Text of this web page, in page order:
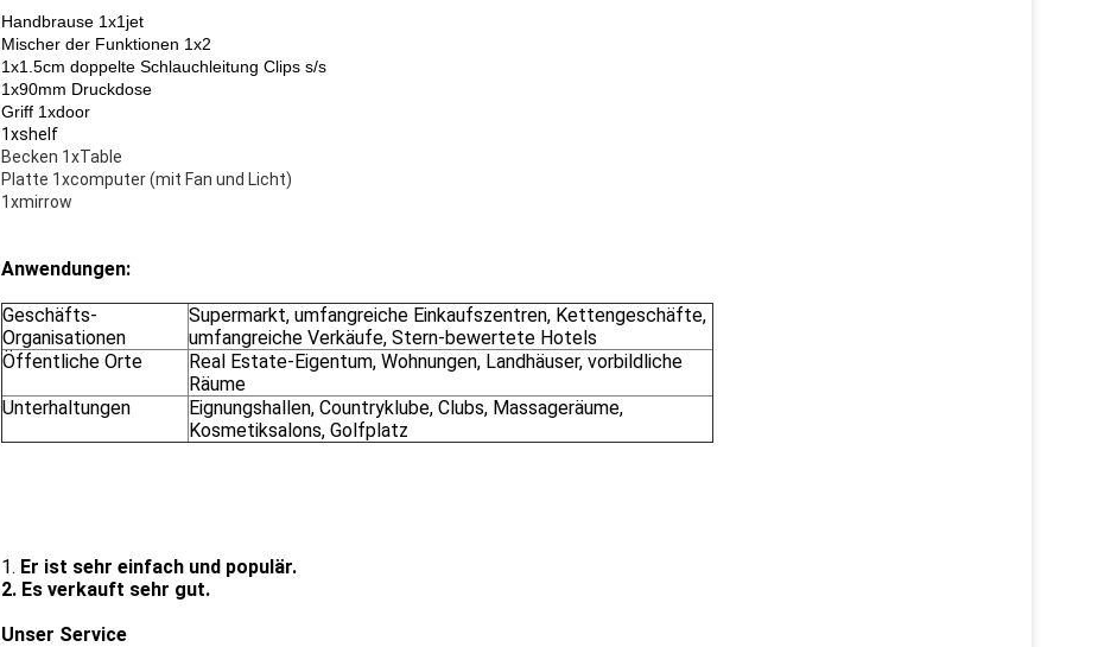
Handbrause 1x1jet
Mischer der Funktionen 1x2
1x1.5cm doppelte Schlauchleitung Clips s/s
1x90mm Druckdose
Griff 1xdoor
1xshelf
Becken 1xTable
Platte 1xcomputer (mit Fan und Licht)
1xmirrow
Anwendungen:
Geschäfts-
Organisationen
Supermarkt, umfangreiche Einkaufszentren, Kettengeschäfte,
umfangreiche Verkäufe, Stern-bewertete Hotels
Öffentliche Orte
Real Estate-Eigentum, Wohnungen, Landhäuser, vorbildliche
Räume
Unterhaltungen
Eignungshallen, Countryklube, Clubs, Massageräume,
Kosmetiksalons, Golfplatz
1. Er ist sehr einfach und populär.
2. Es verkauft sehr gut.
Unser Service